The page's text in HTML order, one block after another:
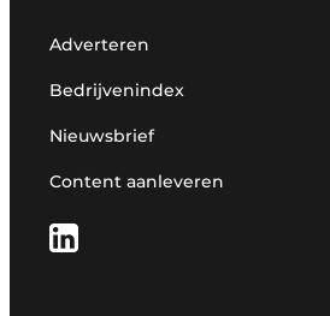
Adverteren
Bedrijvenindex
Nieuwsbrief
Content aanleveren